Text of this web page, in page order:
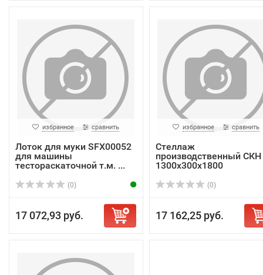
избранное сравнить
Лоток для муки SFX00052
для машины
тестораскаточной т.м. ...
(0)
17 072,93 руб.
избранное сравнить
Стеллаж
производственный СКН
1300х300х1800
(0)
17 162,25 руб.